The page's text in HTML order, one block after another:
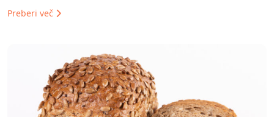
Preberi več